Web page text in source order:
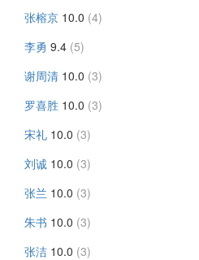
张榕京 10.0 (4)
李勇 9.4 (5)
谢周清 10.0 (3)
罗喜胜 10.0 (3)
宋礼 10.0 (3)
刘诚 10.0 (3)
张兰 10.0 (3)
朱书 10.0 (3)
张洁 10.0 (3)